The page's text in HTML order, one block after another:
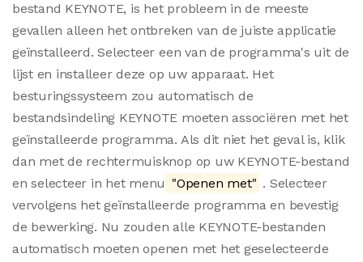
bestand KEYNOTE, is het probleem in de meeste
gevallen alleen het ontbreken van de juiste applicatie
geïnstalleerd. Selecteer een van de programma's uit de
lijst en installeer deze op uw apparaat. Het
besturingssysteem zou automatisch de
bestandsindeling KEYNOTE moeten associëren met het
geïnstalleerde programma. Als dit niet het geval is, klik
dan met de rechtermuisknop op uw KEYNOTE-bestand
en selecteer in het menu "Openen met" . Selecteer
vervolgens het geïnstalleerde programma en bevestig
de bewerking. Nu zouden alle KEYNOTE-bestanden
automatisch moeten openen met het geselecteerde